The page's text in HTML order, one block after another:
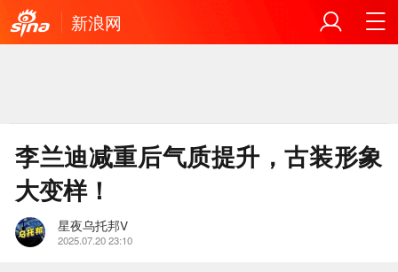
新浪网
李兰迪减重后气质提升，古装形象
大变样！
星夜乌托邦V
2025.07.20 23:10